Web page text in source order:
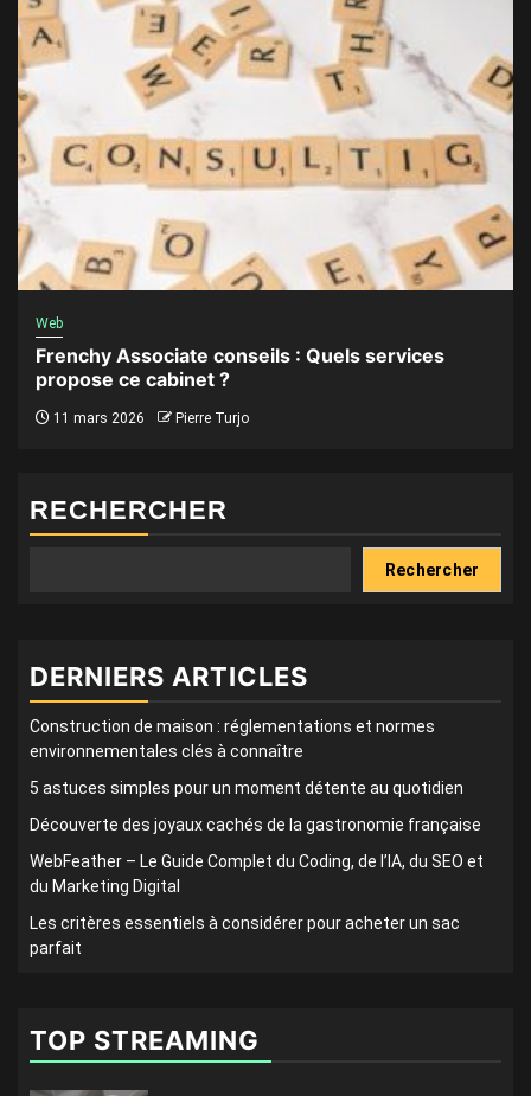
Web
Frenchy Associate conseils : Quels services
propose ce cabinet ?
11 mars 2026 Pierre Turjo
RECHERCHER
Rechercher
DERNIERS ARTICLES
Construction de maison : réglementations et normes
environnementales clés à connaître
5 astuces simples pour un moment détente au quotidien
Découverte des joyaux cachés de la gastronomie française
WebFeather – Le Guide Complet du Coding, de l’IA, du SEO et
du Marketing Digital
Les critères essentiels à considérer pour acheter un sac
parfait
TOP STREAMING